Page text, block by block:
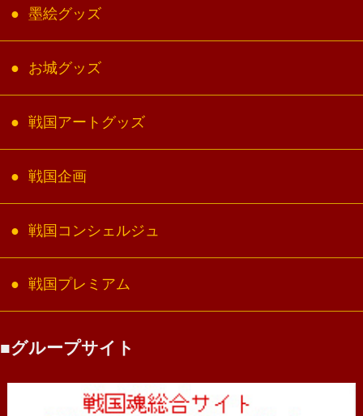
墨絵グッズ
お城グッズ
戦国アートグッズ
戦国企画
戦国コンシェルジュ
戦国プレミアム
グループサイト